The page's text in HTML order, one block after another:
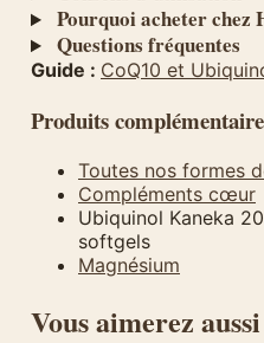
Pourquoi acheter chez
Questions fréquentes
Guide : CoQ10 et
Produits
Toutes nos formes
Compléments cœur
Ubiquinol Kaneka
softgels
Magnésium
Vous aimerez aussi